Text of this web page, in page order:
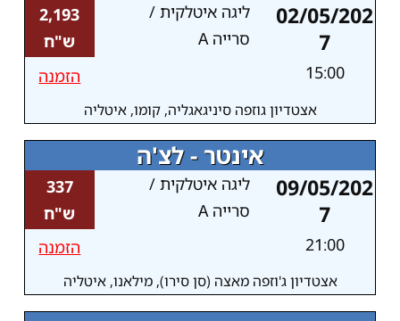
02/05/202
7
15:00
ליגה איטלקית /
סרייה A
2,193
ש"ח
הזמנה
אצטדיון גוזפה סיניגאגליה, קומו, איטליה
אינטר - לצ'ה
09/05/202
7
21:00
ליגה איטלקית /
סרייה A
337
ש"ח
הזמנה
אצטדיון ג'וזפה מאצה (סן סירו), מילאנו, איטליה